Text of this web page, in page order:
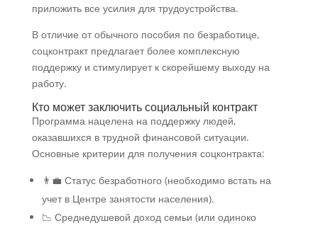
приложить все усилия для трудоустройства.
В отличие от обычного пособия по безработице,
соцконтракт предлагает более комплексную
поддержку и стимулирует к скорейшему выходу на
работу.
Кто может заключить социальный контракт
Программа нацелена на поддержку людей,
оказавшихся в трудной финансовой ситуации.
Основные критерии для получения соцконтракта:
👨‍💼 Статус безработного (необходимо встать на
учет в Центре занятости населения).
📉 Среднедушевой доход семьи (или одиноко